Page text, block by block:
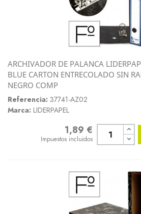
ARCHIVADOR DE PALANCA
BLUE CARTON ENTRECOLADO SIN
NEGRO COMP
Referencia: 37741-AZ02
Marca: LIDERPAPEL
1,89 €
Impuestos incluidos